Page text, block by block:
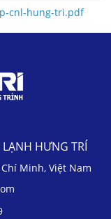
cnl-hung-tri.pdf
HƯNG TRÍ
Minh, Việt Nam